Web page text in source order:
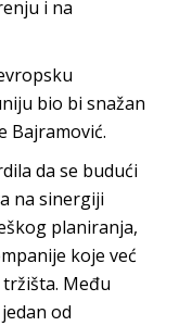
i na
bio bi snažan
Bajramović.
da se budući
na sinergiji
planiranja,
koje već
Među
od